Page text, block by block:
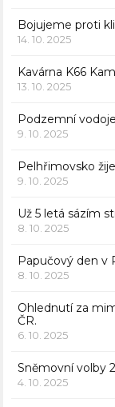
Bojujeme proti
14. 10. 2025
Kavárna K66
13. 10. 2025
Podzemní
9. 10. 2025
Pelhřimovsko
9. 10. 2025
Už 5 letá sázím
8. 10. 2025
Papučový den v
8. 10. 2025
Ohlednutí za
ČR.
6. 10. 2025
Sněmovní volby
4. 10. 2025